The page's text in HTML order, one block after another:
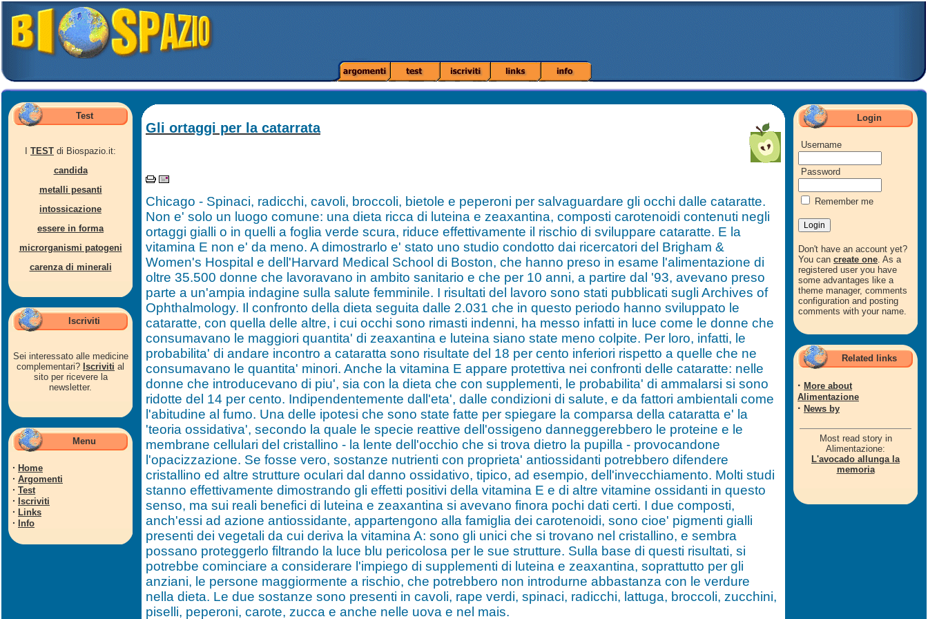
Test
TEST di Biospazio.it:
candida
metalli pesanti
intossicazione
essere in forma
microrganismi patogeni
carenza di minerali
Iscriviti
Sei interessato alle medicine
complementari? Iscriviti al
sito per ricevere la
newsletter.
Menu
· Home
· Argomenti
· Test
· Iscriviti
· Links
· Info
Gli ortaggi per la catarrata
Chicago - Spinaci, radicchi, cavoli, broccoli, bietole e peperoni per salvaguardare gli occhi dalle cataratte.
Non e' solo un luogo comune: una dieta ricca di luteina e zeaxantina, composti carotenoidi contenuti negli
ortaggi gialli o in quelli a foglia verde scura, riduce effettivamente il rischio di sviluppare cataratte. E la
vitamina E non e' da meno. A dimostrarlo e' stato uno studio condotto dai ricercatori del Brigham &
Women's Hospital e dell'Harvard Medical School di Boston, che hanno preso in esame l'alimentazione di
oltre 35.500 donne che lavoravano in ambito sanitario e che per 10 anni, a partire dal '93, avevano preso
parte a un'ampia indagine sulla salute femminile. I risultati del lavoro sono stati pubblicati sugli Archives of
Ophthalmology. Il confronto della dieta seguita dalle 2.031 che in questo periodo hanno sviluppato le
cataratte, con quella delle altre, i cui occhi sono rimasti indenni, ha messo infatti in luce come le donne che
consumavano le maggiori quantita' di zeaxantina e luteina siano state meno colpite. Per loro, infatti, le
probabilita' di andare incontro a cataratta sono risultate del 18 per cento inferiori rispetto a quelle che ne
consumavano le quantita' minori. Anche la vitamina E appare protettiva nei confronti delle cataratte: nelle
donne che introducevano di piu', sia con la dieta che con supplementi, le probabilita' di ammalarsi si sono
ridotte del 14 per cento. Indipendentemente dall'eta', dalle condizioni di salute, e da fattori ambientali come
l'abitudine al fumo. Una delle ipotesi che sono state fatte per spiegare la comparsa della cataratta e' la
'teoria ossidativa', secondo la quale le specie reattive dell'ossigeno danneggerebbero le proteine e le
membrane cellulari del cristallino - la lente dell'occhio che si trova dietro la pupilla - provocandone
l'opacizzazione. Se fosse vero, sostanze nutrienti con proprieta' antiossidanti potrebbero difendere
cristallino ed altre strutture oculari dal danno ossidativo, tipico, ad esempio, dell'invecchiamento. Molti studi
stanno effettivamente dimostrando gli effetti positivi della vitamina E e di altre vitamine ossidanti in questo
senso, ma sui reali benefici di luteina e zeaxantina si avevano finora pochi dati certi. I due composti,
anch'essi ad azione antiossidante, appartengono alla famiglia dei carotenoidi, sono cioe' pigmenti gialli
presenti dei vegetali da cui deriva la vitamina A: sono gli unici che si trovano nel cristallino, e sembra
possano proteggerlo filtrando la luce blu pericolosa per le sue strutture. Sulla base di questi risultati, si
potrebbe cominciare a considerare l'impiego di supplementi di luteina e zeaxantina, soprattutto per gli
anziani, le persone maggiormente a rischio, che potrebbero non introdurne abbastanza con le verdure
nella dieta. Le due sostanze sono presenti in cavoli, rape verdi, spinaci, radicchi, lattuga, broccoli, zucchini,
piselli, peperoni, carote, zucca e anche nelle uova e nel mais.
Login
Username
Password
Remember me
Don't have an account yet?
You can create one. As a
registered user you have
some advantages like a
theme manager, comments
configuration and posting
comments with your name.
Related links
· More about
Alimentazione
· News by
Most read story in
Alimentazione:
L'avocado allunga la
memoria